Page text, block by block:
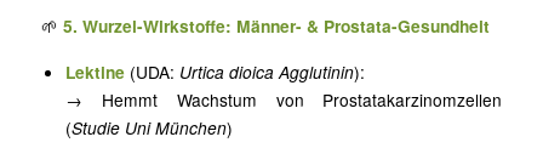
🌱 5. Wurzel-Wirkstoffe: Männer- & Prostata-Gesundheit
Lektine (UDA: Urtica dioica Agglutinin):
→ Hemmt Wachstum von Prostatakarzinomzellen
(Studie Uni München)